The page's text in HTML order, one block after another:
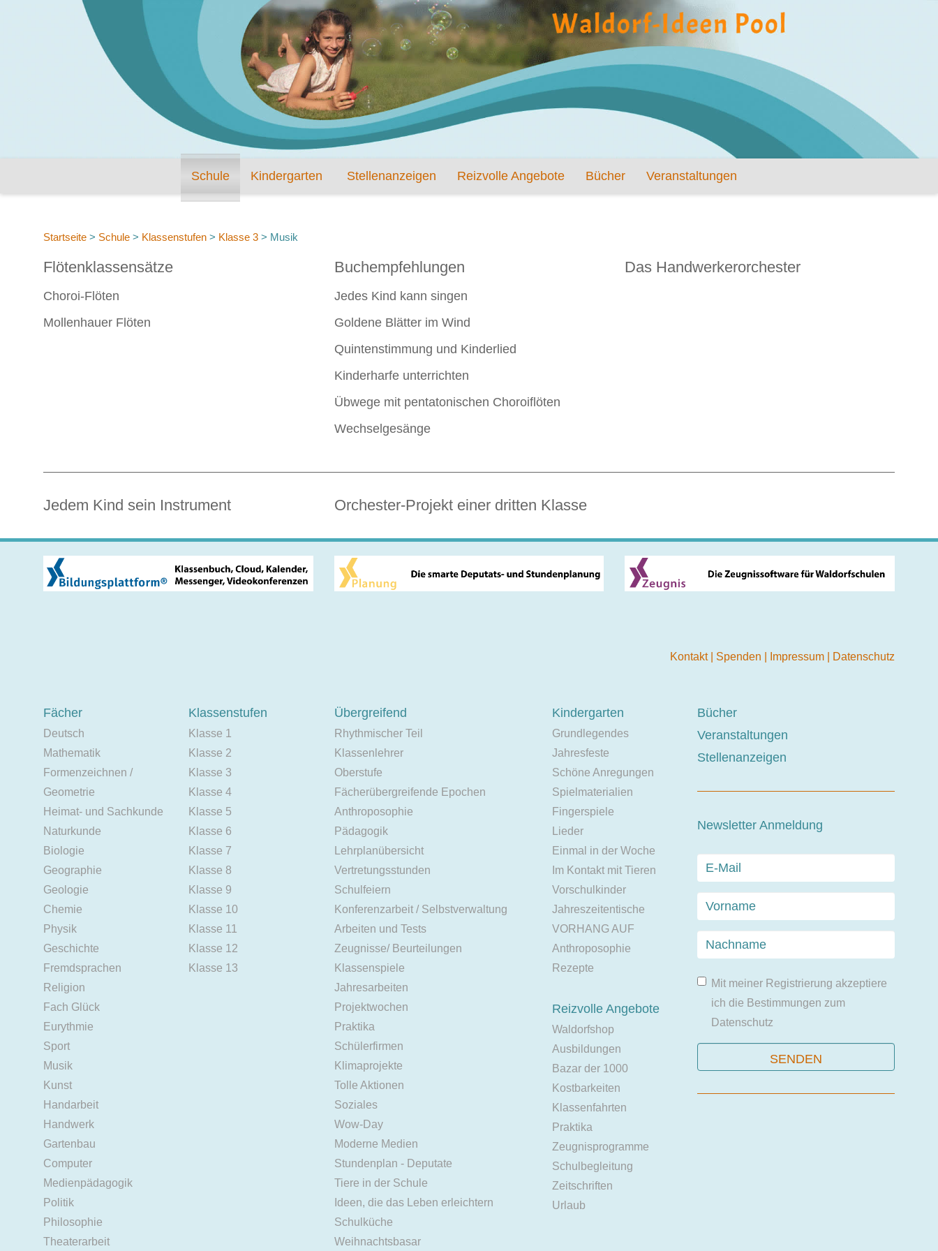
Schule Kindergarten Stellenanzeigen Reizvolle Angebote Bücher Veranstaltungen
Startseite > Schule > Klassenstufen > Klasse 3 > Musik
Flötenklassensätze
Choroi-Flöten
Mollenhauer Flöten
Buchempfehlungen
Jedes Kind kann singen
Goldene Blätter im Wind
Quintenstimmung und Kinderlied
Kinderharfe unterrichten
Übwege mit pentatonischen Choroiflöten
Wechselgesänge
Das Handwerkerorchester
Jedem Kind sein Instrument Orchester-Projekt einer dritten Klasse
Kontakt Spenden Impressum Datenschutz
Fächer
Deutsch
Mathematik
Formenzeichnen /
Geometrie
Heimat- und Sachkunde
Naturkunde
Biologie
Geographie
Geologie
Chemie
Physik
Geschichte
Fremdsprachen
Religion
Fach Glück
Eurythmie
Sport
Musik
Kunst
Handarbeit
Handwerk
Gartenbau
Computer
Medienpädagogik
Politik
Philosophie
Theaterarbeit
Klassenstufen
Klasse 1
Klasse 2
Klasse 3
Klasse 4
Klasse 5
Klasse 6
Klasse 7
Klasse 8
Klasse 9
Klasse 10
Klasse 11
Klasse 12
Klasse 13
Übergreifend
Rhythmischer Teil
Klassenlehrer
Oberstufe
Fächerübergreifende Epochen
Anthroposophie
Pädagogik
Lehrplanübersicht
Vertretungsstunden
Schulfeiern
Konferenzarbeit / Selbstverwaltung
Arbeiten und Tests
Zeugnisse/ Beurteilungen
Klassenspiele
Jahresarbeiten
Projektwochen
Praktika
Schülerfirmen
Klimaprojekte
Tolle Aktionen
Soziales
Wow-Day
Moderne Medien
Stundenplan - Deputate
Tiere in der Schule
Ideen, die das Leben erleichtern
Schulküche
Weihnachtsbasar
Kindergarten
Grundlegendes
Jahresfeste
Schöne Anregungen
Spielmaterialien
Fingerspiele
Lieder
Einmal in der Woche
Im Kontakt mit Tieren
Vorschulkinder
Jahreszeitentische
VORHANG AUF
Anthroposophie
Rezepte
Reizvolle Angebote
Waldorfshop
Ausbildungen
Bazar der 1000
Kostbarkeiten
Klassenfahrten
Praktika
Zeugnisprogramme
Schulbegleitung
Zeitschriften
Urlaub
Bücher
Veranstaltungen
Stellenanzeigen
Newsletter Anmeldung
Mit meiner Registrierung akzeptiere
ich die Bestimmungen zum
Datenschutz